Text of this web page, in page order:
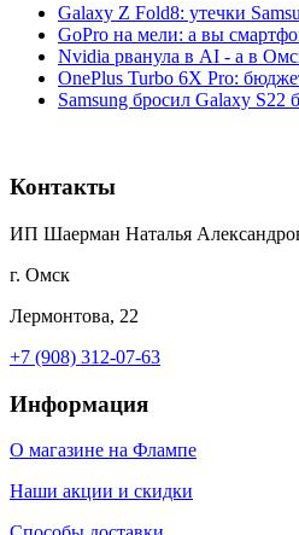
Galaxy Z Fold8: утечки
GoPro на мели: а вы
Nvidia рванула в AI - а в
OnePlus Turbo 6X Pro:
Samsung бросил Galaxy S22
Контакты
ИП Шаерман Наталья
г. Омск
Лермонтова, 22
+7 (908) 312-07-63
Информация
О магазине на Флампе
Наши акции и скидки